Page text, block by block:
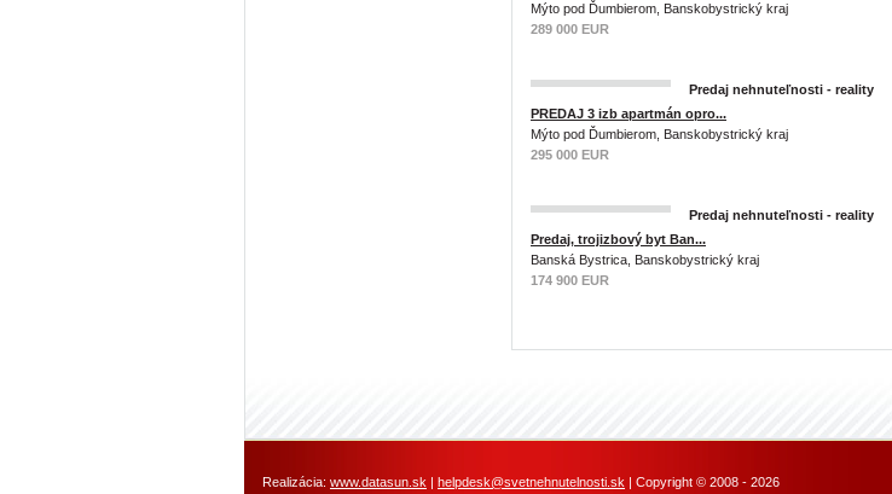
Mýto pod Ďumbierom, Banskobystrický kraj
289 000 EUR
Predaj nehnuteľnosti - reality
PREDAJ 3 izb apartmán opro...
Mýto pod Ďumbierom, Banskobystrický kraj
295 000 EUR
Predaj nehnuteľnosti - reality
Predaj, trojizbový byt Ban...
Banská Bystrica, Banskobystrický kraj
174 900 EUR
Realizácia: www.datasun.sk | helpdesk@svetnehnutelnosti.sk | Copyright © 2008 - 2026